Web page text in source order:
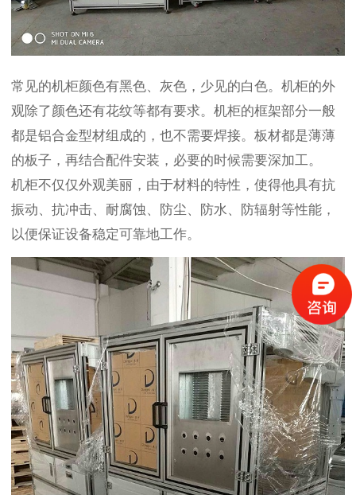
常见的机柜颜色有黑色、灰色，少见的白色。机柜的外
观除了颜色还有花纹等都有要求。机柜的框架部分一般
都是铝合金型材组成的，也不需要焊接。板材都是薄薄
的板子，再结合配件安装，必要的时候需要深加工。
机柜不仅仅外观美丽，由于材料的特性，使得他具有抗
振动、抗冲击、耐腐蚀、防尘、防水、防辐射等性能，
以便保证设备稳定可靠地工作。